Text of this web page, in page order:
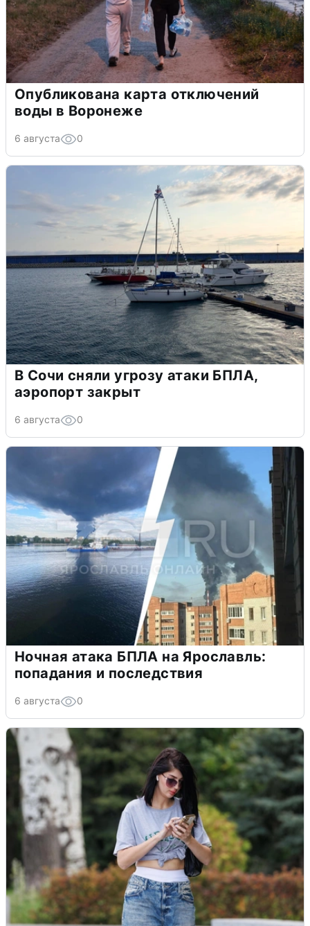
Опубликована карта отключений
воды в Воронеже
6 августа 0
В Сочи сняли угрозу атаки БПЛА,
аэропорт закрыт
6 августа 0
Ночная атака БПЛА на Ярославль:
попадания и последствия
6 августа 0